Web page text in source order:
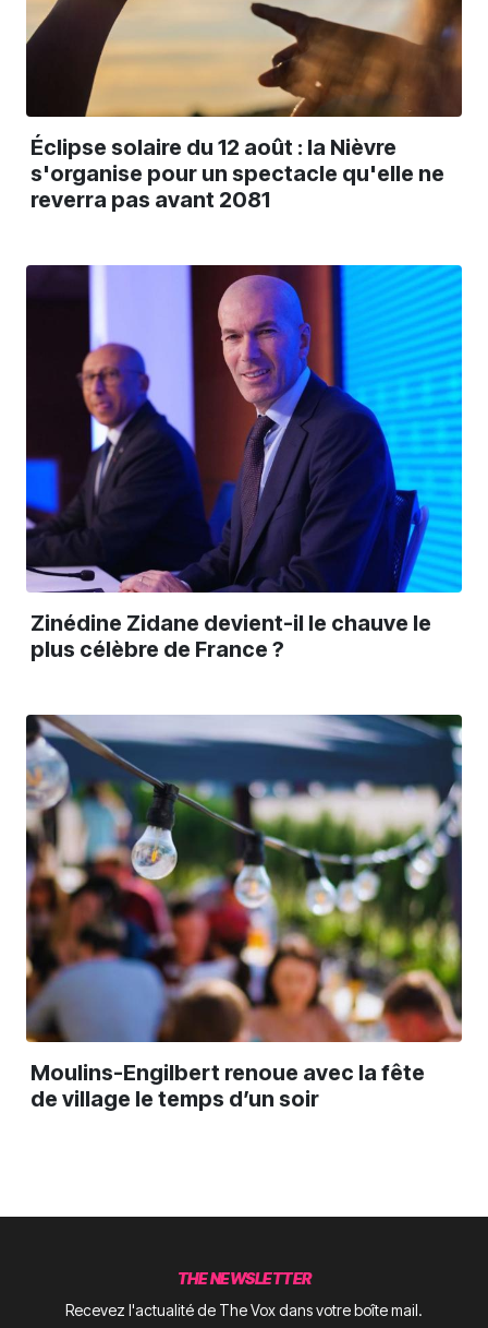
Éclipse solaire du 12 août : la Nièvre
s'organise pour un spectacle qu'elle ne
reverra pas avant 2081
Zinédine Zidane devient-il le chauve le
plus célèbre de France ?
Moulins-Engilbert renoue avec la fête
de village le temps d’un soir
THE NEWSLETTER
Recevez l'actualité de The Vox dans votre boîte mail.